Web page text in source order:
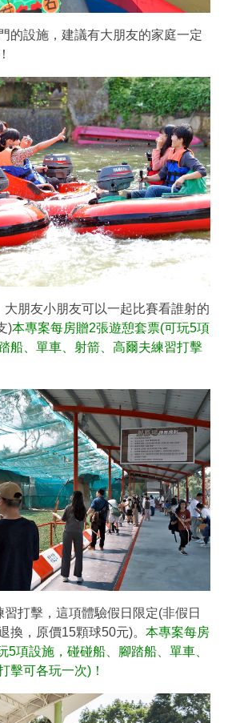
的設施，建議有大朋友的家庭一定
朋友小朋友可以一起比賽看誰射的
)本專案每房贈2張遊憩套票(可玩5項
船、單車、射箭、高爾夫練習打擊
打擊，這項體驗假日限定(非假日
換，原價15顆球50元)。 本專案每房
5項設施，碰碰船、腳踏船、單車、
擊可各玩一次)！